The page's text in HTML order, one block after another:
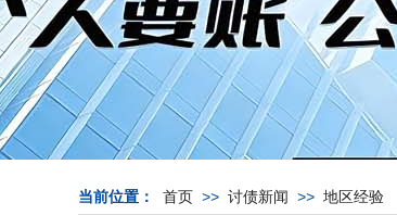
当前位置： 首页 >> 讨债新闻 >> 地区经验